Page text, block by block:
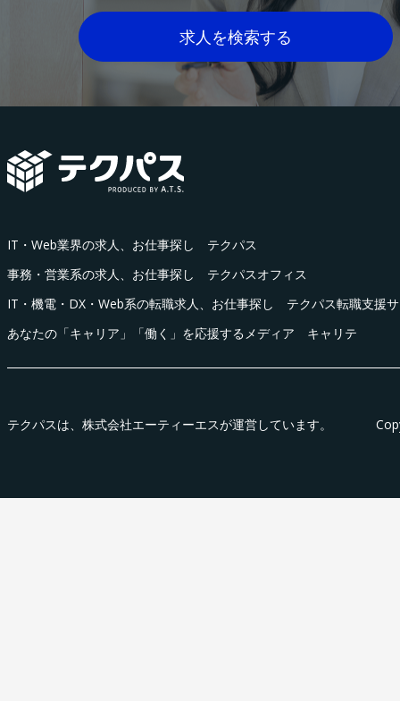
求人を検索する
IT・Web業界の求人、お仕事探し テクパス
事務・営業系の求人、お仕事探し テクパスオフィス
IT・機電・DX・Web系の転職求人、お仕事探し テクパス転職支援
あなたの「キャリア」「働く」を応援するメディア キャリテ
テクパスは、株式会社エーティーエスが運営しています。